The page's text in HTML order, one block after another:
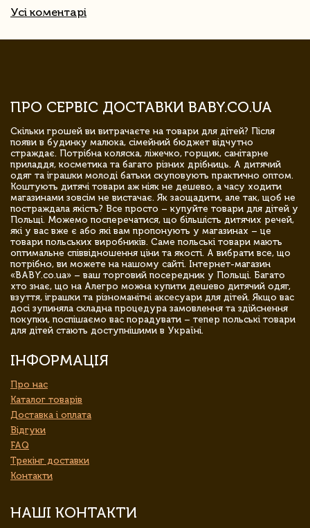
Усі коментарі
ПРО СЕРВІС ДОСТАВКИ BABY.CO.UA
Скільки грошей ви витрачаєте на товари для дітей? Після
появи в будинку малюка, сімейний бюджет відчутно
страждає. Потрібна коляска, ліжечко, горщик, санітарне
приладдя, косметика та багато різних дрібниць. А дитячий
одяг та іграшки молоді батьки скуповують практично оптом.
Коштують дитячі товари аж ніяк не дешево, а часу ходити
магазинами зовсім не вистачає. Як заощадити, але так, щоб не
постраждала якість? Все просто – купуйте товари для дітей у
Польщі. Можемо посперечатися, що більшість дитячих речей,
які у вас вже є або які вам пропонують у магазинах – це
товари польських виробників. Саме польські товари мають
оптимальне співвідношення ціни та якості. А вибрати все, що
потрібно, ви можете на нашому сайті. Інтернет-магазин
«BABY.co.ua» – ваш торговий посередник у Польщі. Багато
хто знає, що на Алегро можна купити дешево дитячий одяг,
взуття, іграшки та різноманітні аксесуари для дітей. Якщо вас
досі зупиняла складна процедура замовлення та здійснення
покупки, поспішаємо вас порадувати – тепер польські товари
для дітей стають доступнішими в Україні.
ІНФОРМАЦІЯ
Про нас
Каталог товарів
Доставка і оплата
Відгуки
FAQ
Трекінг доставки
Контакти
НАШІ КОНТАКТИ